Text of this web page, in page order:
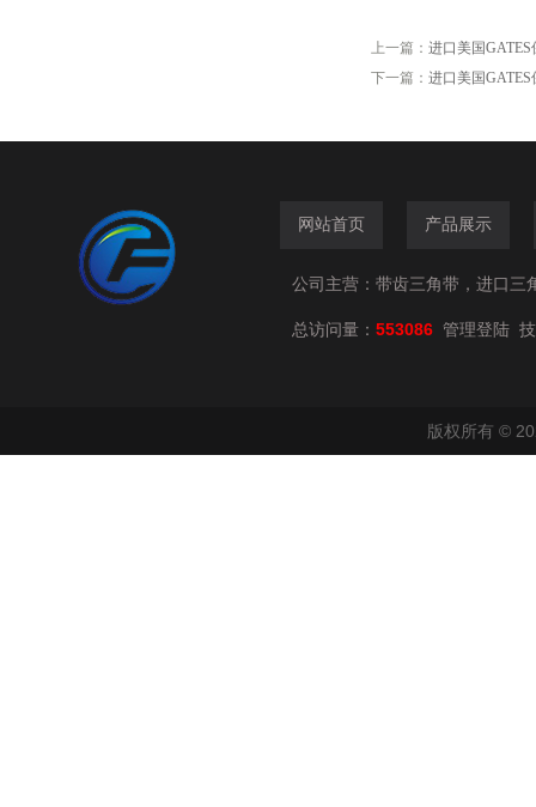
上一篇： 进口美国GATES
下一篇： 进口美国GATES
网站首页 产品展示
公司主营：带齿三角带，进口三
总访问量： 553086 管理登陆
版权所有 ©